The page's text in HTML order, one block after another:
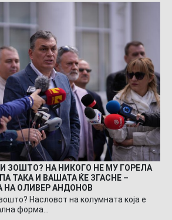
ЗОШТО? НА НИКОГО НЕ МУ ГОРЕЛА
ТАКА И ВАШАТА ЌЕ ЗГАСНЕ –
НА ОЛИВЕР АНДОНОВ
Насловот на колумната која е
форма…